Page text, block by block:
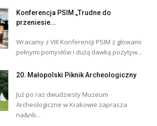
Konferencja PSIM „Trudne do
przeniesie...
Wracamy z VIII Konferencji PSIM z głowami
pełnymi pomysłów i dużą dawką pozytyw...
20. Małopolski Piknik Archeologiczny
Już po raz dwudziesty Muzeum
Archeologiczne w Krakowie zaprasza
na&nb...